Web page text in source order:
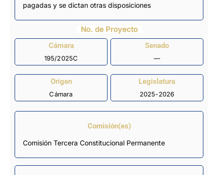
pagadas y se dictan otras disposiciones
No. de Proyecto
Cámara
195/2025C
Senado
—
Origen
Cámara
Legislatura
2025-2026
Comisión(es)
Comisión Tercera Constitucional Permanente